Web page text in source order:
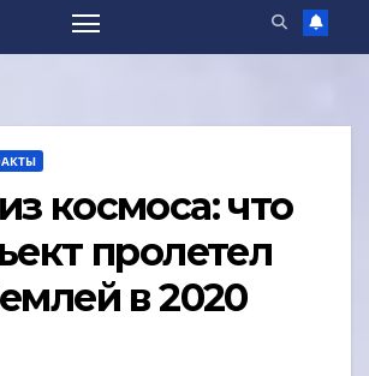
космоса: что
пролетел
в 2020